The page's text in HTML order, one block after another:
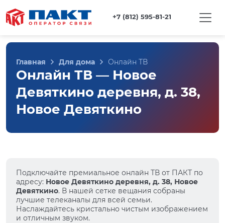
+7 (812) 595-81-21
Главная Для дома Онлайн ТВ
Онлайн ТВ — Новое
Девяткино деревня, д. 38,
Новое Девяткино
Подключайте премиальное онлайн ТВ от ПАКТ по
адресу: Новое Девяткино деревня, д. 38, Новое
Девяткино. В нашей сетке вещания собраны
лучшие телеканалы для всей семьи.
Наслаждайтесь кристально чистым изображением
и отличным звуком.